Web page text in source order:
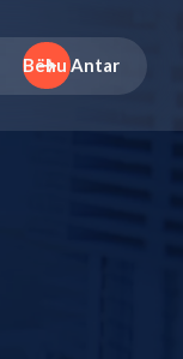
Bëhu Antar